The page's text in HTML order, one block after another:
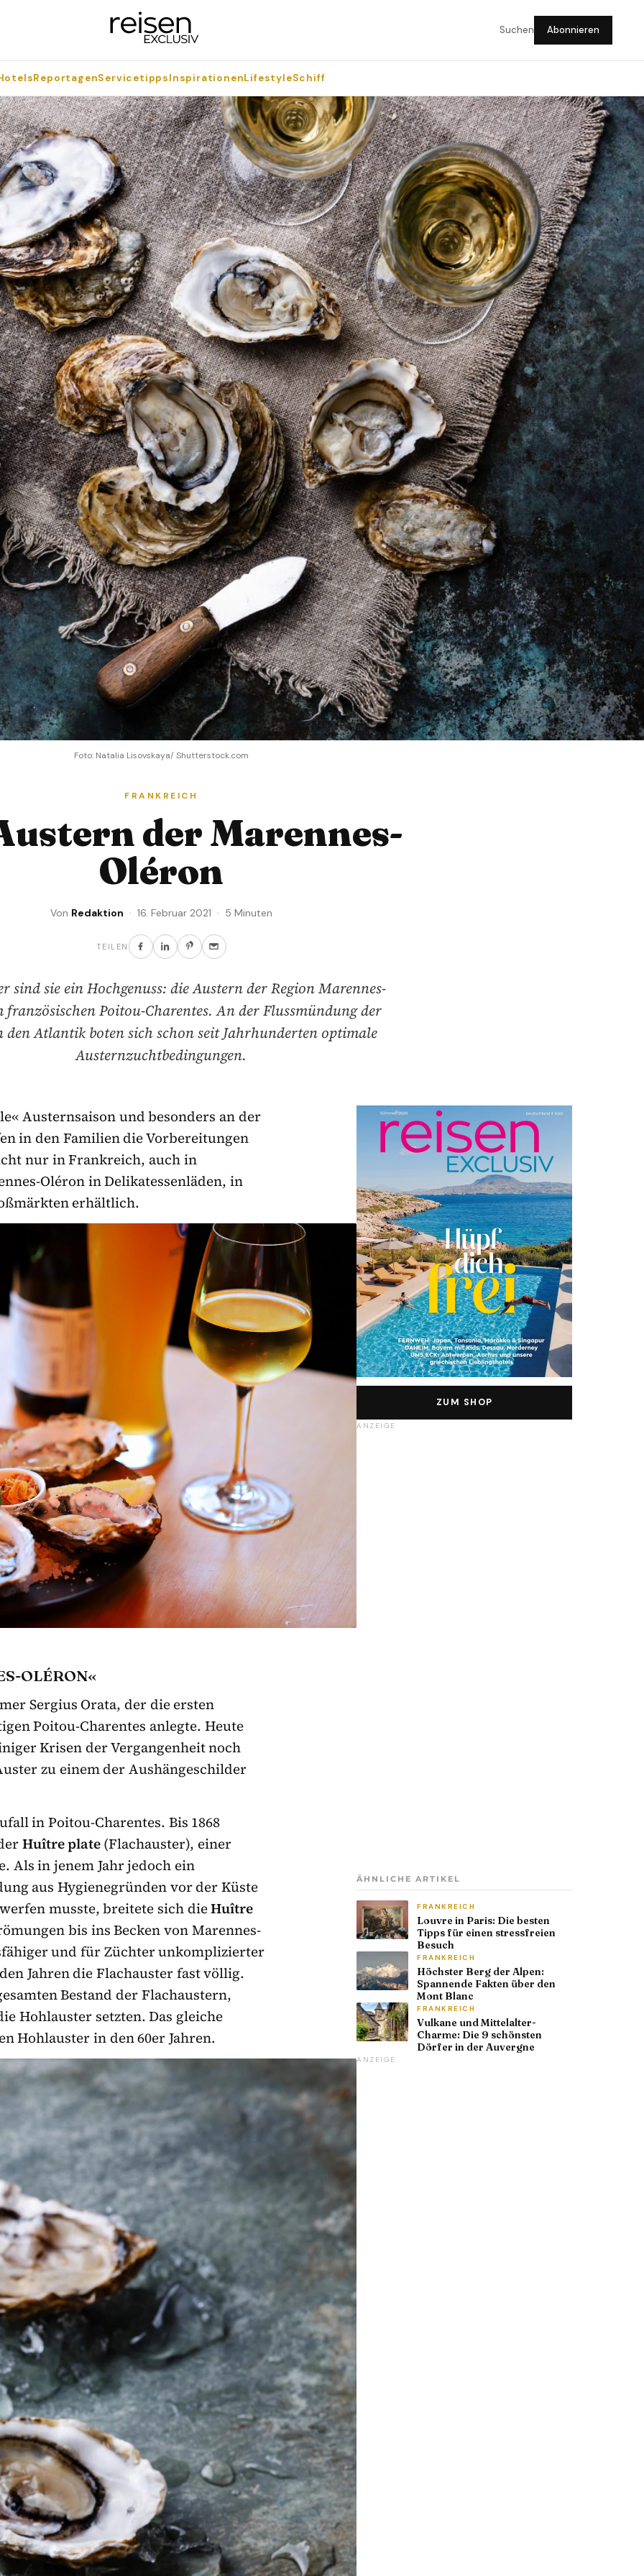
Suchen Abonnieren
ReportagenServicetippsInspirationenLifestyleSchiff
Foto: Natalia Lisovskaya/ Shutterstock.com
FRANKREICH
der Marennes-
Oléron
Von Redaktion · 16. Februar 2021 · 5 Minuten
TEILEN
sind sie ein Hochgenuss: die Austern der Region Marennes-
französischen Poitou-Charentes. An der Flussmündung der
den Atlantik boten sich schon seit Jahrhunderten optimale
Austernzuchtbedingungen.
Austernsaison und besonders an der
in den Familien die Vorbereitungen
nur in Frankreich, auch in
Oléron in Delikatessenläden, in
erhältlich.
OLÉRON«
Sergius Orata, der die ersten
Poitou-Charentes anlegte. Heute
Krisen der Vergangenheit noch
zu einem der Aushängeschilder
in Poitou-Charentes. Bis 1868
Huître plate(Flachauster), einer
Als in jenem Jahr jedoch ein
aus Hygienegründen vor der Küste
musste, breitete sich dieHuître
bis ins Becken von Marennes-
und für Züchter unkomplizierter
Jahren die Flachauster fast völlig.
Bestand der Flachaustern,
Hohlauster setzten. Das gleiche
Hohlauster in den 60er Jahren.
ZUM SHOP
ANZEIGE
ÄHNLICHE ARTIKEL
FRANKREICH
Louvre in Paris: Die besten
Tipps für einen stressfreien
Besuch
FRANKREICH
Höchster Berg der Alpen:
Spannende Fakten über den
Mont Blanc
FRANKREICH
Vulkane und Mittelalter-
Charme: Die 9 schönsten
Dörfer in der Auvergne
ANZEIGE